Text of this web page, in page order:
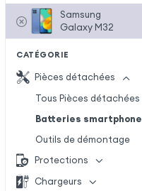
Samsung
Galaxy M32
CATÉGORIE
Pièces détachées
Tous Pièces détachées
Batteries smartphone
Outils de démontage
Protections
Chargeurs